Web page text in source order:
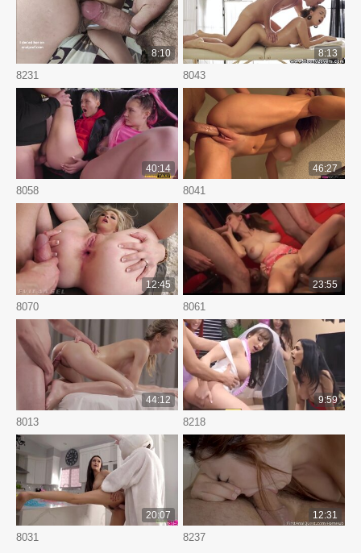
8231
8:10
8043
8:13
8058
40:14
8041
46:27
8070
12:45
8061
23:55
8013
44:12
8218
9:59
8031
20:07
8237
12:31